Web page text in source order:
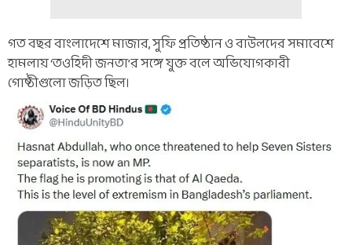
গত বছর বাংলাদেশে মাজার, সুফি প্রতিষ্ঠান ও বাউলদের সমাবেশে
হামলায় ‘তওহিদী জনতা’র সঙ্গে যুক্ত বলে অভিযোগকারী
গোষ্ঠীগুলো জড়িত ছিল।